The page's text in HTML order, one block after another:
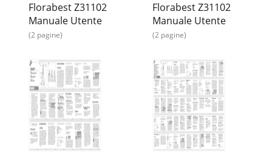
Florabest Z31102
Manuale Utente
(2 pagine)
Florabest Z31102
Manuale Utente
(2 pagine)